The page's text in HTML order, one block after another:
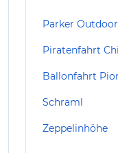
Parker
Piratenfahrt
Ballonfahrt
Schraml
Zeppelinhöhe